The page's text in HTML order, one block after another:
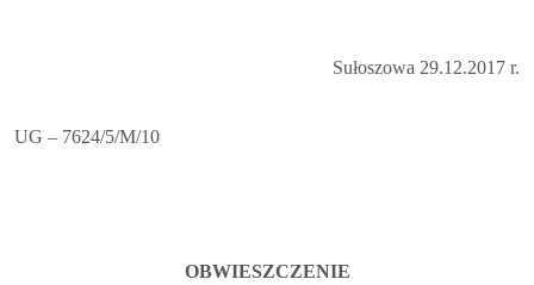
Sułoszowa 29.12.2017 r.
UG – 7624/5/M/10
OBWIESZCZENIE